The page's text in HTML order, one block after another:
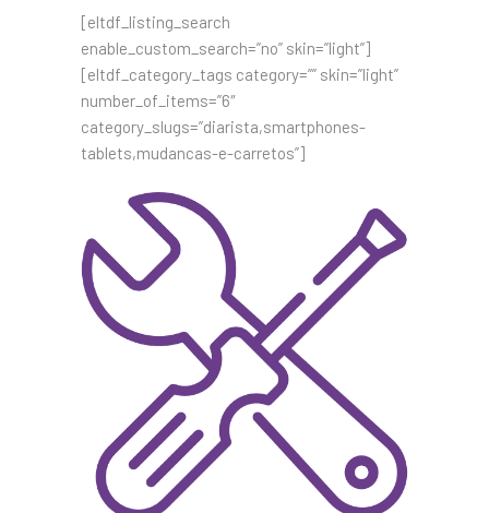
[eltdf_listing_search
enable_custom_search=”no” skin=”light”]
[eltdf_category_tags category=”” skin=”light”
number_of_items=”6″
category_slugs=”diarista,smartphones-
tablets,mudancas-e-carretos”]